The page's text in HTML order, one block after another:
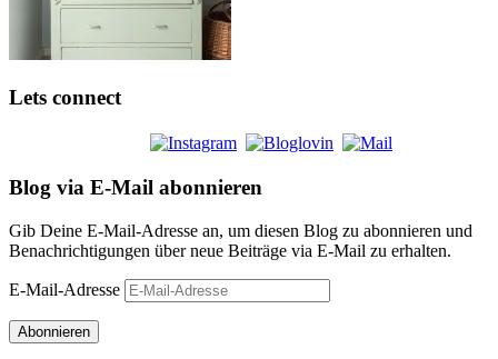
Lets connect
Blog via E-Mail abonnieren
Gib Deine E-Mail-Adresse an, um diesen Blog zu abonnieren und
Benachrichtigungen über neue Beiträge via E-Mail zu erhalten.
E-Mail-Adresse
Abonnieren